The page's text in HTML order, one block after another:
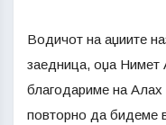
Водичот на аџиите
заедница, оџа Нимет
благодариме на
повторно да бидеме